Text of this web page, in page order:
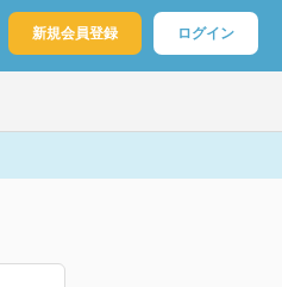
新規会員登録 ログイン